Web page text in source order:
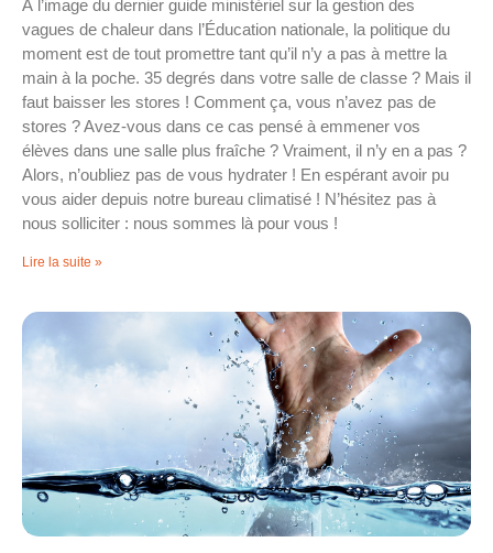
À l’image du dernier guide ministériel sur la gestion des
vagues de chaleur dans l’Éducation nationale, la politique du
moment est de tout promettre tant qu’il n’y a pas à mettre la
main à la poche. 35 degrés dans votre salle de classe ? Mais il
faut baisser les stores ! Comment ça, vous n’avez pas de
stores ? Avez-vous dans ce cas pensé à emmener vos
élèves dans une salle plus fraîche ? Vraiment, il n’y en a pas ?
Alors, n’oubliez pas de vous hydrater ! En espérant avoir pu
vous aider depuis notre bureau climatisé ! N’hésitez pas à
nous solliciter : nous sommes là pour vous !
Lire la suite »